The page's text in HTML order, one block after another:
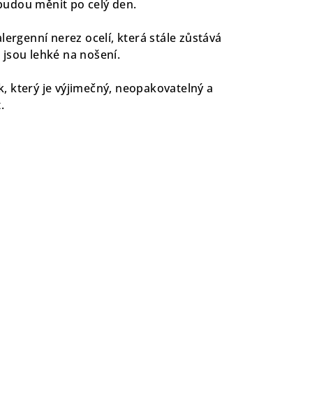
měnit po celý den.
nerez ocelí, která stále zůstává
lehké na nošení.
který je výjimečný, neopakovatelný a